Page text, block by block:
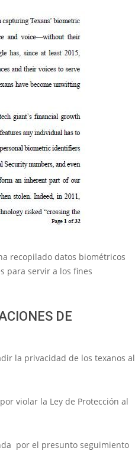
recopilado datos biométricos
para servir a los fines
DE
la privacidad de los texanos al
violar la Ley de Protección al
por el presunto seguimiento